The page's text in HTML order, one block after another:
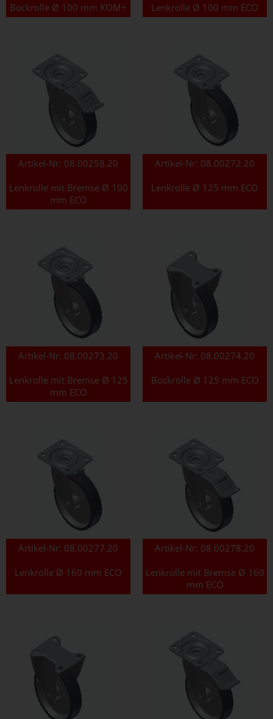
Bockrolle Ø 100 mm KOM+
Lenkrolle Ø 100 mm ECO
Artikel-Nr: 08.00258.20
Lenkrolle mit Bremse Ø 100
mm ECO
Artikel-Nr: 08.00272.20
Lenkrolle Ø 125 mm ECO
Artikel-Nr: 08.00273.20
Lenkrolle mit Bremse Ø 125
mm ECO
Artikel-Nr: 08.00274.20
Bockrolle Ø 125 mm ECO
Artikel-Nr: 08.00277.20
Lenkrolle Ø 160 mm ECO
Artikel-Nr: 08.00278.20
Lenkrolle mit Bremse Ø 160
mm ECO